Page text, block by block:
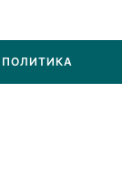
ПОЛИТИКА